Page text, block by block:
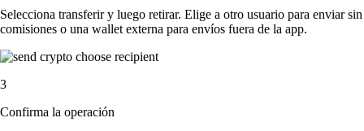
Selecciona transferir y luego retirar. Elige a otro usuario para enviar sin
comisiones o una wallet externa para envíos fuera de la app.
3
Confirma la operación